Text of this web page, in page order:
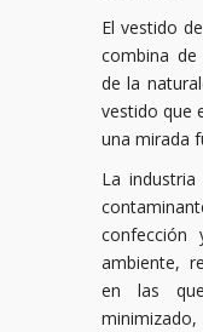
El vestido
combina de
de la
vestido que
una mirada
La
confección
ambiente,
en las